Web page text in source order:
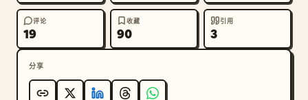
评论
19
收藏
90
引用
3
分享